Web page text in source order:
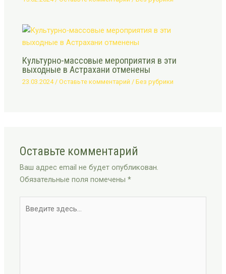
Культурно-массовые мероприятия в эти
выходные в Астрахани отменены
23.03.2024 /Оставьте комментарий /Без рубрики
Оставьте комментарий
Ваш адрес email не будет опубликован.
Обязательные поля помечены*
здесь...